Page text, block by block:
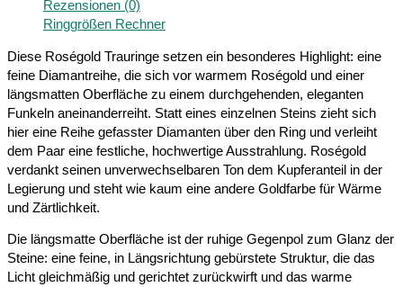
Rezensionen (0)
Ringgrößen Rechner
Diese Roségold Trauringe setzen ein besonderes Highlight: eine
feine Diamantreihe, die sich vor warmem Roségold und einer
längsmatten Oberfläche zu einem durchgehenden, eleganten
Funkeln aneinanderreiht. Statt eines einzelnen Steins zieht sich
hier eine Reihe gefasster Diamanten über den Ring und verleiht
dem Paar eine festliche, hochwertige Ausstrahlung. Roségold
verdankt seinen unverwechselbaren Ton dem Kupferanteil in der
Legierung und steht wie kaum eine andere Goldfarbe für Wärme
und Zärtlichkeit.
Die längsmatte Oberfläche ist der ruhige Gegenpol zum Glanz der
Steine: eine feine, in Längsrichtung gebürstete Struktur, die das
Licht gleichmäßig und gerichtet zurückwirft und das warme